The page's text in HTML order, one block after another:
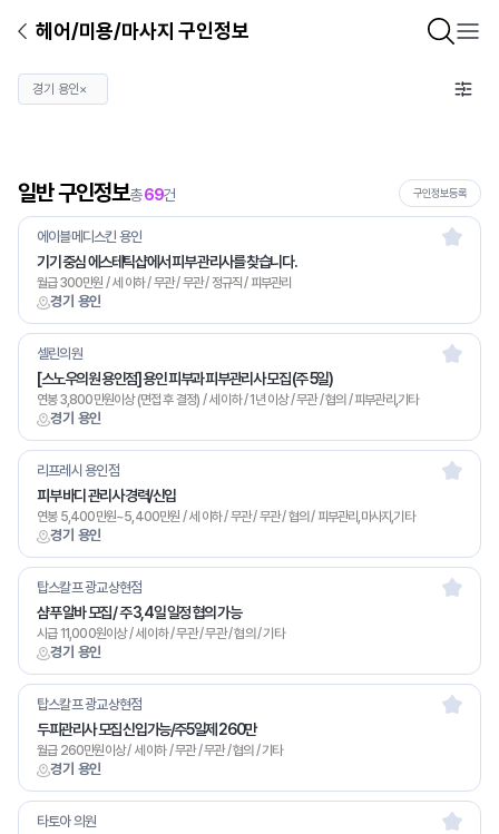
헤어/미용/마사지 구인정보
경기 용인×
일반 구인정보총69건 구인정보등록
경기 용인
에이블메디스킨 용인
기기 중심 에스테틱샵에서 피부 관리사를 찾습니다.
월급 300만원 / 세 이하 / 무관 / 무관 / 정규직 / 피부관리
경기 용인
셀린의원
[스노우의원 용인점] 용인 피부과 피부관리사 모집 (주 5일)
연봉 3,800만원이상 (면접 후 결정) / 세 이하 / 1년 이상 / 무관 / 협의 / 피부관리,기타
경기 용인
리프레시 용인점
피부 바디 관리사 경력/신입
연봉 5,400만원~5,400만원 / 세 이하 / 무관 / 무관 / 협의 / 피부관리,마사지,기타
경기 용인
탑스칼프 광교상현점
샴푸 알바 모집 / 주 3,4일 일정 협의 가능
시급 11,000원이상 / 세 이하 / 무관 / 무관 / 협의 / 기타
경기 용인
탑스칼프 광교상현점
두피관리사 모집 신입가능/주5일제 260만
월급 260만원이상 / 세 이하 / 무관 / 무관 / 협의 / 기타
타토아 의원